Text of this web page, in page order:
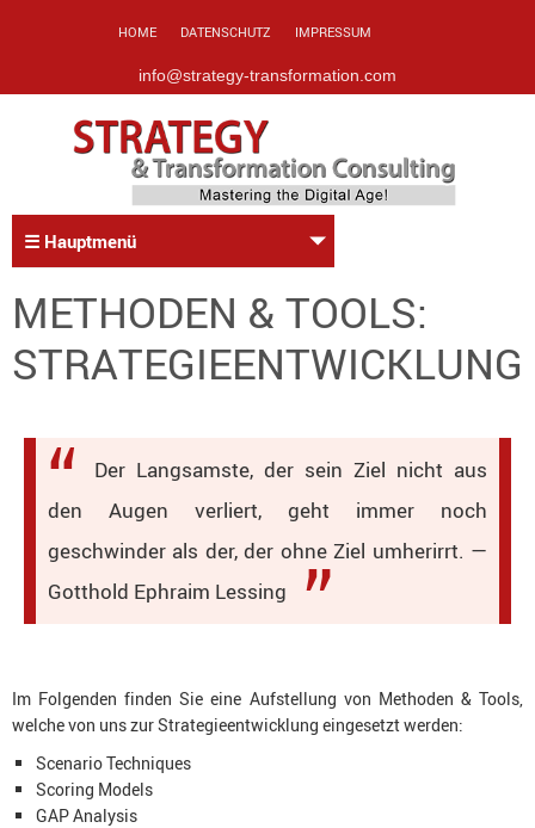
HOME DATENSCHUTZ IMPRESSUM
info@strategy-transformation.com
☰ Hauptmenü
METHODEN & TOOLS:
STRATEGIEENTWICKLUNG
Der Langsamste, der sein Ziel nicht aus
den Augen verliert, geht immer noch
geschwinder als der, der ohne Ziel umherirrt. —
Gotthold Ephraim Lessing
Im Folgenden finden Sie eine Aufstellung von Methoden & Tools,
welche von uns zur Strategieentwicklung eingesetzt werden:
Scenario Techniques
Scoring Models
GAP Analysis